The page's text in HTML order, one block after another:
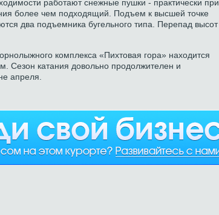
работают снежные пушки - практически при
более чем подходящий. Подъем к высшей точке
два подъемника бугельного типа. Перепад высот
комплекса «Пихтовая гора» находится
Сезон катания довольно продолжителен и
апреля.